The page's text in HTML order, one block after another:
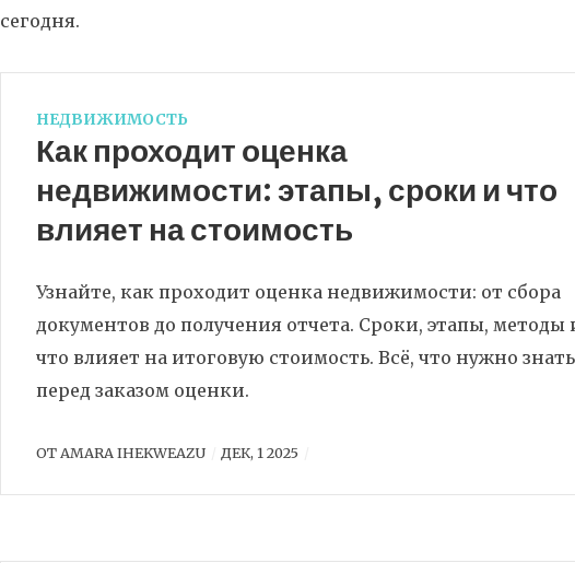
сегодня.
НЕДВИЖИМОСТЬ
Как проходит оценка
недвижимости: этапы, сроки и что
влияет на стоимость
Узнайте, как проходит оценка недвижимости: от сбора
документов до получения отчета. Сроки, этапы, методы
что влияет на итоговую стоимость. Всё, что нужно знать
перед заказом оценки.
ОТ AMARA IHEKWEAZU ДЕК, 1 2025